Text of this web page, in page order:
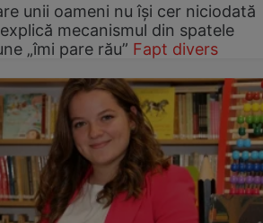
unii oameni nu își cer niciodată
mecanismul din spatele
„îmi pare rău” Fapt divers